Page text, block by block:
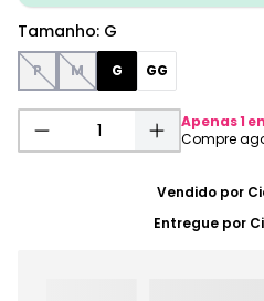
Tamanho: G
P M G GG
Apenas1
Vendido por
Entregue por